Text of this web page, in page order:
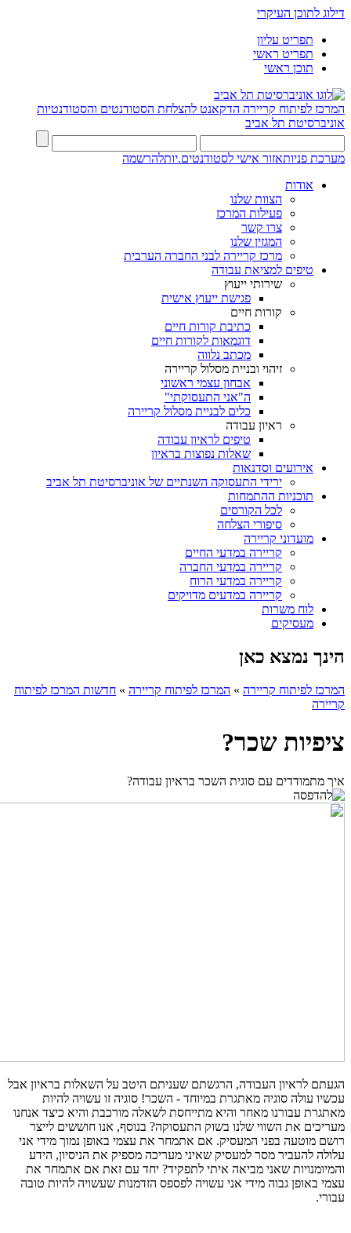
דילוג לתוכן העיקרי
תפריט עליון
תפריט ראשי
תוכן ראשי
המרכז לפיתוח קריירה הדקאנט להצלחת הסטודנטים והסטודנטיות
אוניברסיטת תל אביב
מערכת פניותאזור אישי לסטודנטים.יותלהרשמה
אודות
הצוות שלנו
פעילות המרכז
צרו קשר
המגזין שלנו
מרכז קריירה לבני החברה הערבית
טיפים למציאת עבודה
שירותי ייעוץ
פגישת ייעוץ אישית
קורות חיים
כתיבת קורות חיים
דוגמאות לקורות חיים
מכתב נלווה
זיהוי ובניית מסלול קריירה
אבחון עצמי ראשוני
ה"אני התעסוקתי"
כלים לבניית מסלול קריירה
ראיון עבודה
טיפים לראיון עבודה
שאלות נפוצות בראיון
אירועים וסדנאות
ירידי התעסוקה השנתיים של אוניברסיטת תל אביב
תוכניות ההתמחות
לכל הקורסים
סיפורי הצלחה
מועדוני קריירה
קריירה במדעי החיים
קריירה במדעי החברה
קריירה במדעי הרוח
קריירה במדעים מדויקים
לוח משרות
מעסיקים
הינך נמצא כאן
המרכז לפיתוח קריירה » המרכז לפיתוח קריירה » חדשות המרכז לפיתוח
קריירה
ציפיות שכר?
איך מתמודדים עם סוגית השכר בראיון עבודה?
הגעתם לראיון העבודה, הרגשתם שעניתם היטב על השאלות בראיון אבל
עכשיו עולה סוגיה מאתגרת במיוחד - השכר! סוגיה זו עשויה להיות
מאתגרת עבורנו מאחר והיא מתייחסת לשאלה מורכבת והיא כיצד אנחנו
מעריכים את השווי שלנו בשוק התעסוקה? בנוסף, אנו חוששים לייצר
רושם מוטעה בפני המעסיק. אם אתמחר את עצמי באופן נמוך מידי אני
עלולה להעביר מסר למעסיק שאיני מעריכה מספיק את הניסיון, הידע
והמיומנויות שאני מביאה איתי לתפקיד? יחד עם זאת אם אתמחר את
עצמי באופן גבוה מידי אני עשויה לפספס הזדמנות שעשויה להיות טובה
עבורי.